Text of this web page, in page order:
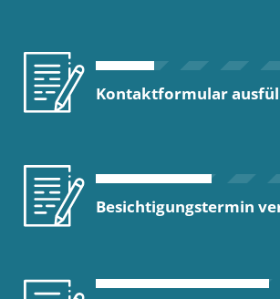
Kontaktformular
Besichtigungstermin